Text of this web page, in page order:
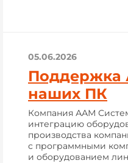
05.06.2026
Поддержка
наших ПК
Компания ААМ
интеграцию
производства
с программными
и оборудованием